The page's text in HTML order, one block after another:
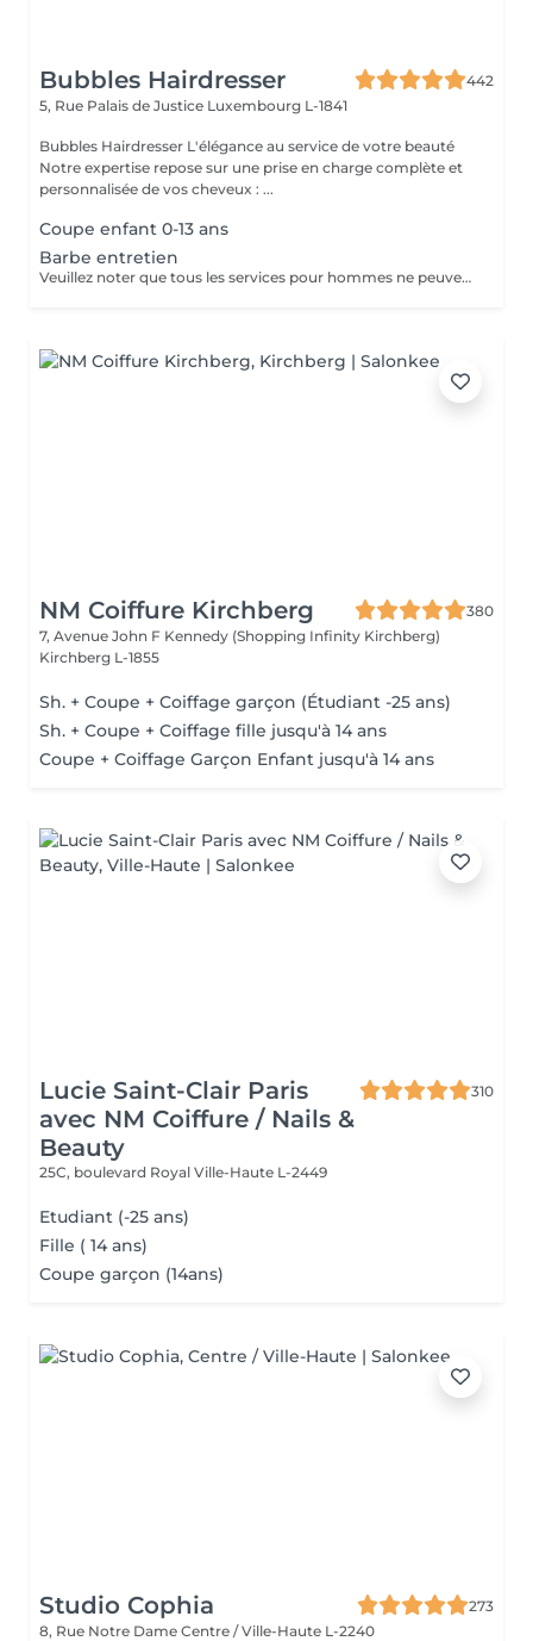
Bubbles Hairdresser
442
5, Rue Palais de Justice Luxembourg L-1841
Bubbles Hairdresser L'élégance au service de votre beauté
Notre expertise repose sur une prise en charge complète et
personnalisée de vos cheveux : ...
Coupe enfant 0-13 ans
Barbe entretien
Veuillez noter que tous les services pour hommes ne peuvent PAS être réservés en ligne. Merci d'appeler ou de passer pour réserver ces derniers. Quiconque ne respecte pas cela et réserve un service pour femme à la place ou utilise le compte d'une femme pour bloquer du temps pour le service d'un homme sera bloqué de toutes les réservations futures.
NM Coiffure Kirchberg
380
7, Avenue John F Kennedy (Shopping Infinity Kirchberg)
Kirchberg L-1855
Sh. + Coupe + Coiffage garçon (Étudiant -25 ans)
Sh. + Coupe + Coiffage fille jusqu'à 14 ans
Coupe + Coiffage Garçon Enfant jusqu'à 14 ans
Lucie Saint-Clair Paris
avec NM Coiffure / Nails &
Beauty
310
25C, boulevard Royal Ville-Haute L-2449
Etudiant (-25 ans)
Fille ( 14 ans)
Coupe garçon (14ans)
Studio Cophia
273
8, Rue Notre Dame Centre / Ville-Haute L-2240